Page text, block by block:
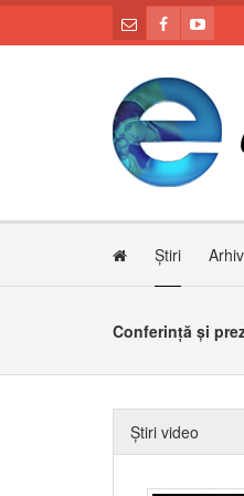
Știri
Conferință și
Știri video